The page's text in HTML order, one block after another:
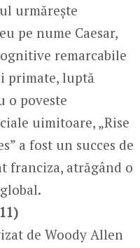
urmărește
pe nume Caesar,
remarcabile
primate, luptă
o poveste
uimitoare, „Rise
a fost un succes de
franciza, atrăgând o
de Woody Allen